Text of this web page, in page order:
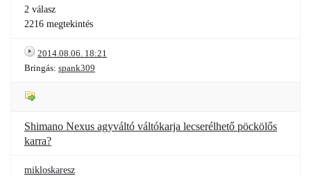
2 válasz
2216 megtekintés
2014.08.06. 18:21
Bringás: spank309
Shimano Nexus agyváltó váltókarja lecserélhető pöckölős
karra?
mikloskaresz